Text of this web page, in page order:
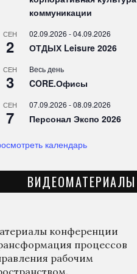
коммуникации
СЕН
2
02.09.2026 -04.09.2026
ОТДЫХ Leisure 2026
СЕН
3
Весь день
CORE.Офисы
СЕН
7
07.09.2026 -08.09.2026
Персонал Экспо 2026
календарь
ВИДЕОМАТЕРИАЛЫ
конференции
процессов
рабочим